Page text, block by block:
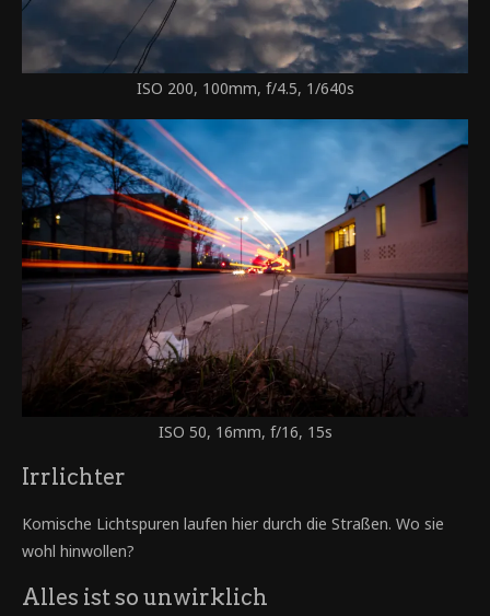
ISO 200, 100mm, f/4.5, 1/640s
ISO 50, 16mm, f/16, 15s
Irrlichter
Komische Lichtspuren laufen hier durch die Straßen. Wo sie
wohl hinwollen?
Alles ist so unwirklich